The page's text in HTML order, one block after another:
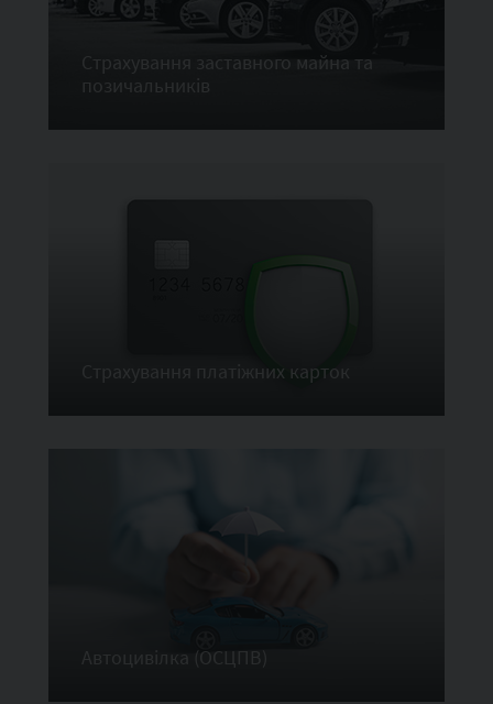
Страхування заставного майна та
позичальників
Страхування платіжних карток
Автоцивілка (ОСЦПВ)